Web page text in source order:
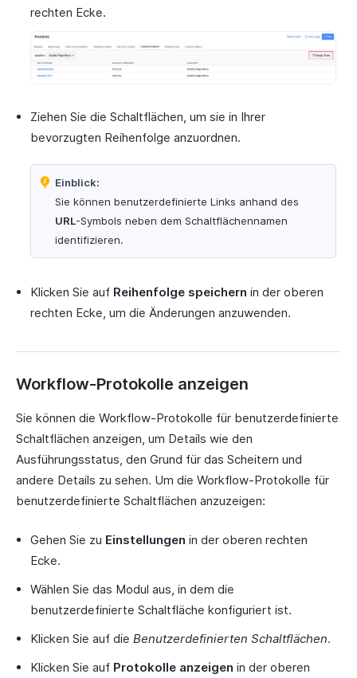
rechten Ecke.
Ziehen Sie die Schaltflächen, um sie in Ihrer
bevorzugten Reihenfolge anzuordnen.
Einblick:
Sie können benutzerdefinierte Links anhand des
URL-Symbols neben dem Schaltflächennamen
identifizieren.
Klicken Sie auf Reihenfolge speichern in der oberen
rechten Ecke, um die Änderungen anzuwenden.
Workflow-Protokolle anzeigen
Sie können die Workflow-Protokolle für benutzerdefinierte
Schaltflächen anzeigen, um Details wie den
Ausführungsstatus, den Grund für das Scheitern und
andere Details zu sehen. Um die Workflow-Protokolle für
benutzerdefinierte Schaltflächen anzuzeigen:
Gehen Sie zu Einstellungen in der oberen rechten
Ecke.
Wählen Sie das Modul aus, in dem die
benutzerdefinierte Schaltfläche konfiguriert ist.
Klicken Sie auf die Benutzerdefinierten Schaltflächen.
Klicken Sie auf Protokolle anzeigen in der oberen